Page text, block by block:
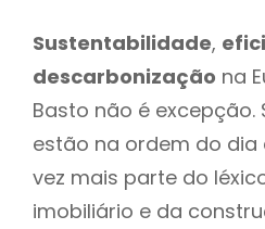
Sustentabilidade,
descarbonização na
Basto não é excepção.
estão na ordem do dia
vez mais parte do
imobiliário e da